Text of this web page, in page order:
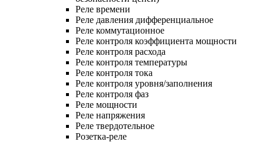
Реле времени
Реле давления дифференциальное
Реле коммутационное
Реле контроля коэффициента мощности
Реле контроля расхода
Реле контроля температуры
Реле контроля тока
Реле контроля уровня/заполнения
Реле контроля фаз
Реле мощности
Реле напряжения
Реле твердотельное
Розетка-реле